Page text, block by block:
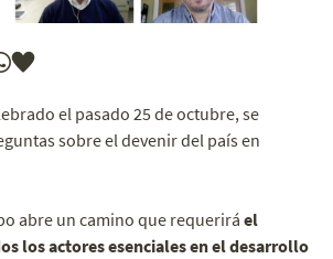
el pasado 25 de octubre, se
sobre el devenir del país en
abre un camino que requerirá el
los actores esenciales en el desarrollo